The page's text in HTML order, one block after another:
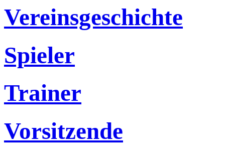
Vereinsgeschichte
Spieler
Trainer
Vorsitzende